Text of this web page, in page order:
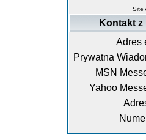
Site
Kontakt
Adres
Prywatna
MSN
Yahoo